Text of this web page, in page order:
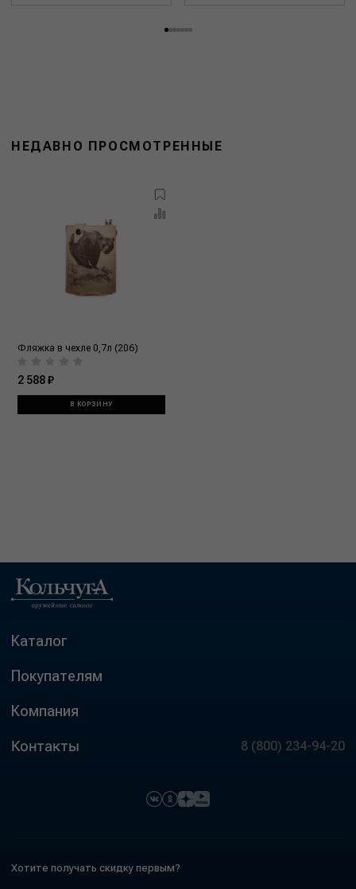
НЕДАВНО ПРОСМОТРЕННЫЕ
Фляжка в чехле 0,7л (206)
2 588 ₽
В КОРЗИНУ
Каталог
Покупателям
Компания
Контакты 8 (800) 234-94-20
Хотите получать скидку первым?